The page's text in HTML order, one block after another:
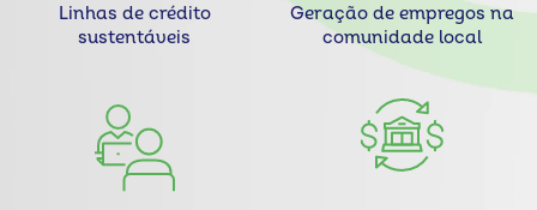
Linhas de crédito
sustentáveis
Geração de empregos na
comunidade local